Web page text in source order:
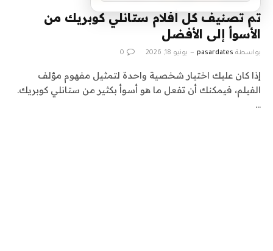
تم تصنيف كل أفلام ستانلي كوبريك من
الأسوأ إلى الأفضل
بواسطة pasardates يونيو 18, 2026 0
إذا كان عليك اختيار شخصية واحدة لتمثيل مفهوم مؤلف
الفيلم، فيمكنك أن تفعل ما هو أسوأ بكثير من ستانلي كوبريك.
…